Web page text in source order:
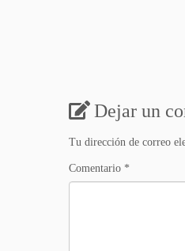
Dejar un
Tu dirección de correo
Comentario *